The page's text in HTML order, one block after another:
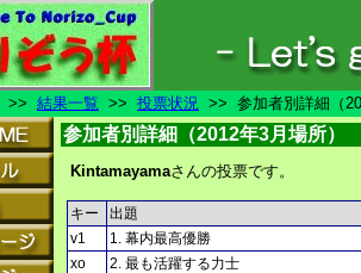
>> 結果一覧 >> 投票状況 >> 参加者別詳細（
参加者別詳細（2012年3月場所）
Kintamayamaさんの投票です。
キー
出題
v1
1. 幕内最高優勝
xo
2. 最も活躍する力士